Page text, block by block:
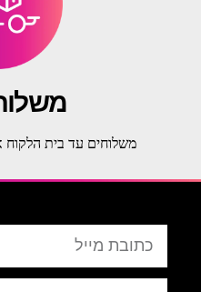
משלוחים עד בית הלקוח